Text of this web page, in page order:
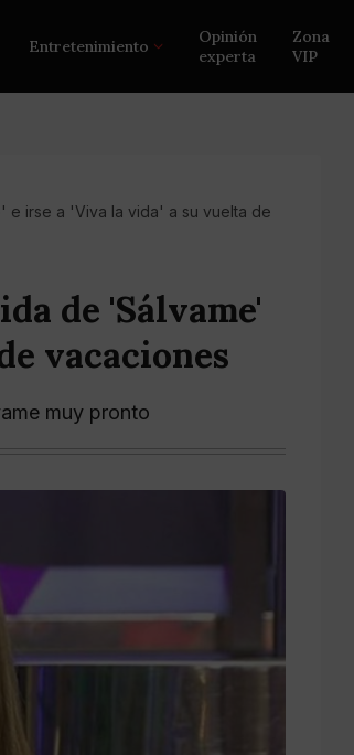
Entretenimiento
Opinión
experta
Zona
VIP
e irse a 'Viva la vida' a su vuelta de
de 'Sálvame'
vacaciones
muy pronto